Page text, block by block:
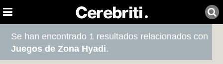
Se han encontrado 1 resultados relacionados con
Juegos de Zona Hyadi.